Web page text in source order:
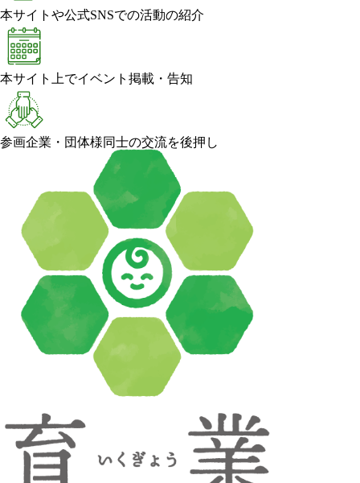
本サイトや公式SNSでの活動の紹介
本サイト上でイベント掲載・告知
参画企業・団体様同士の交流を後押し